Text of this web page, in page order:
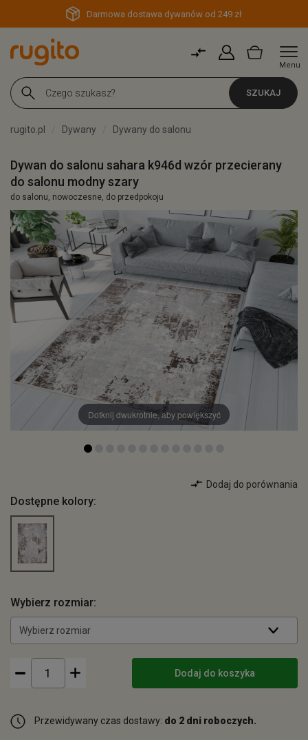
Darmowa dostawa dywanów od 249 zł
Menu
SZUKAJ
rugito.pl Dywany Dywany do salonu
Dywan do salonu sahara k946d wzór przecierany
do salonu modny szary
do salonu, nowoczesne, do przedpokoju
Dotknij dwukrotnie, aby powiększyć
Dodaj do porównania
Dostępne kolory:
Wybierz rozmiar:
Wybierz rozmiar
Dodaj do koszyka
Przewidywany czas dostawy: do 2 dni roboczych.